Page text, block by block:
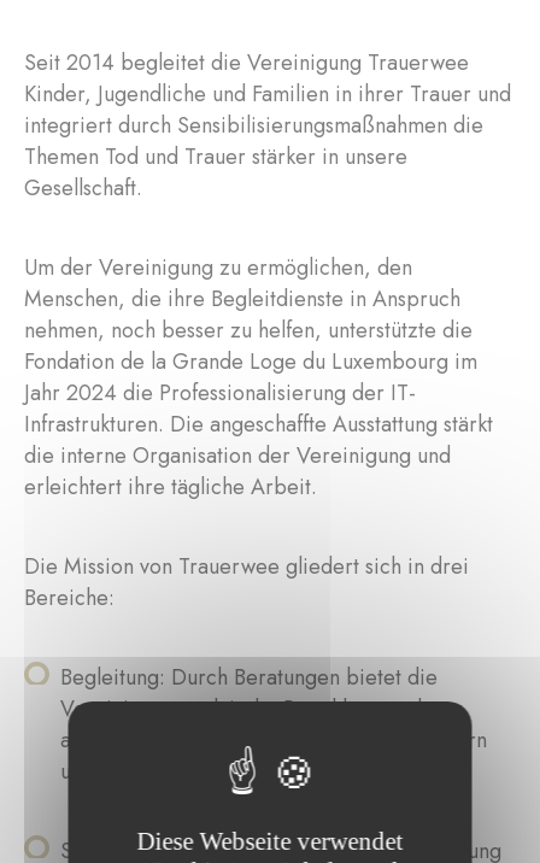
Seit 2014 begleitet die Vereinigung Trauerwee
Kinder, Jugendliche und Familien in ihrer Trauer und
integriert durch Sensibilisierungsmaßnahmen die
Themen Tod und Trauer stärker in unsere
Gesellschaft.
Um der Vereinigung zu ermöglichen, den
Menschen, die ihre Begleitdienste in Anspruch
nehmen, noch besser zu helfen, unterstützte die
Fondation de la Grande Loge du Luxembourg im
Jahr 2024 die Professionalisierung der IT-
Infrastrukturen. Die angeschaffte Ausstattung stärkt
die interne Organisation der Vereinigung und
erleichtert ihre tägliche Arbeit.
Die Mission von Trauerwee gliedert sich in drei
Bereiche:
Begleitung: Durch Beratungen bietet die
Vereinigung praktische Ratschläge und
angepasste Unterstützung für trauernde Eltern
und ihre Kinder
Schulung: Ein zentraler Pfeiler der Vereinigung
Diese Webseite verwendet